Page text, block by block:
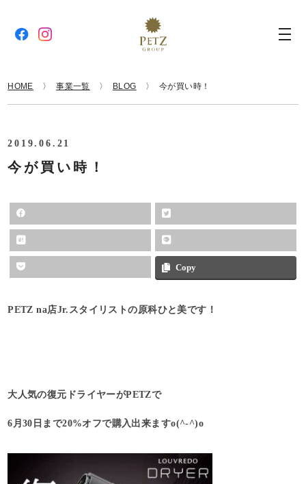
HOME 事業一覧 BLOG 今が買い時！
2019.06.21
今が買い時！
Copy
PETZ na店Jr.スタイリストの原科ひと美です！
大人気の復元ドライヤーがPETZで
6月30日まで20%オフで購入出来ますo(^-^)o